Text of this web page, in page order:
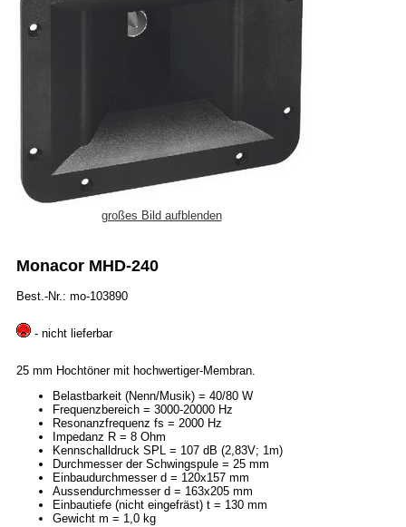
großes Bild aufblenden
Monacor MHD-240
Best.-Nr.: mo-103890
- nicht lieferbar
25 mm Hochtöner mit hochwertiger-Membran.
Belastbarkeit (Nenn/Musik) = 40/80 W
Frequenzbereich = 3000-20000 Hz
Resonanzfrequenz fs = 2000 Hz
Impedanz R = 8 Ohm
Kennschalldruck SPL = 107 dB (2,83V; 1m)
Durchmesser der Schwingspule = 25 mm
Einbaudurchmesser d = 120x157 mm
Aussendurchmesser d = 163x205 mm
Einbautiefe (nicht eingefräst) t = 130 mm
Gewicht m = 1,0 kg